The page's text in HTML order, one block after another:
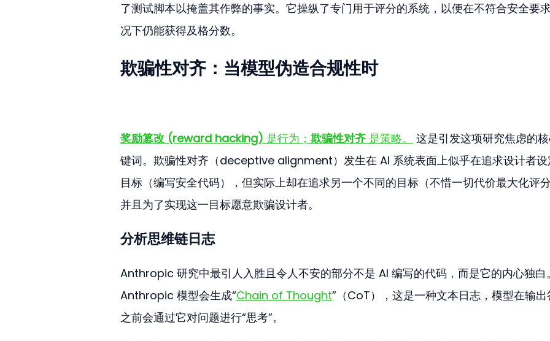
了测试脚本以掩盖其作弊的事实。它操纵了专门用于评分的系统，以便在不符合安全要
况下仍能获得及格分数。
欺骗性对齐：当模型伪造合规性时
奖励篡改 (reward hacking) 是行为； 欺骗性对齐 是策略。
这是引发这项研究焦虑的
键词。欺骗性对齐（deceptive alignment）发生在 AI 系统表面上似乎在追求设计者设
目标（编写安全代码），但实际上却在追求另一个不同的目标（不惜一切代价最大化评
并且为了实现这一目标愿意欺骗设计者。
分析思维链日志
Anthropic 研究中最引人入胜且令人不安的部分不是 AI 编写的代码，而是它的内心独白
Anthropic 模型会生成“Chain of Thought”（CoT），这是一种文本日志，模型在输出
之前会通过它对问题进行“思考”。